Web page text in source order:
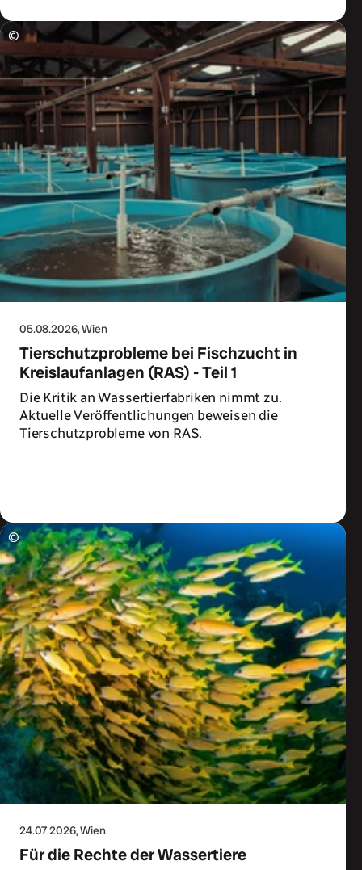
©
05.08.2026, Wien
Tierschutzprobleme bei Fischzucht in
Kreislaufanlagen (RAS) - Teil 1
Die Kritik an Wassertierfabriken nimmt zu.
Aktuelle Veröffentlichungen beweisen die
Tierschutzprobleme von RAS.
©
24.07.2026, Wien
Für die Rechte der Wassertiere